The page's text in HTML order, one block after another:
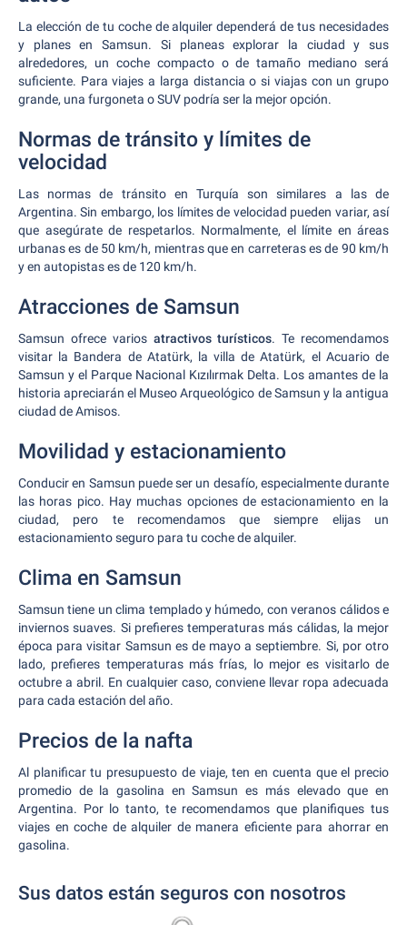
La elección de tu coche de alquiler dependerá de tus necesidades
y planes en Samsun. Si planeas explorar la ciudad y sus
alrededores, un coche compacto o de tamaño mediano será
suficiente. Para viajes a larga distancia o si viajas con un grupo
grande, una furgoneta o SUV podría ser la mejor opción.
Normas de tránsito y límites de
velocidad
Las normas de tránsito en Turquía son similares a las de
Argentina. Sin embargo, los límites de velocidad pueden variar, así
que asegúrate de respetarlos. Normalmente, el límite en áreas
urbanas es de 50 km/h, mientras que en carreteras es de 90 km/h
y en autopistas es de 120 km/h.
Atracciones de Samsun
Samsun ofrece varios atractivos turísticos. Te recomendamos
visitar la Bandera de Atatürk, la villa de Atatürk, el Acuario de
Samsun y el Parque Nacional Kızılırmak Delta. Los amantes de la
historia apreciarán el Museo Arqueológico de Samsun y la antigua
ciudad de Amisos.
Movilidad y estacionamiento
Conducir en Samsun puede ser un desafío, especialmente durante
las horas pico. Hay muchas opciones de estacionamiento en la
ciudad, pero te recomendamos que siempre elijas un
estacionamiento seguro para tu coche de alquiler.
Clima en Samsun
Samsun tiene un clima templado y húmedo, con veranos cálidos e
inviernos suaves. Si prefieres temperaturas más cálidas, la mejor
época para visitar Samsun es de mayo a septiembre. Si, por otro
lado, prefieres temperaturas más frías, lo mejor es visitarlo de
octubre a abril. En cualquier caso, conviene llevar ropa adecuada
para cada estación del año.
Precios de la nafta
Al planificar tu presupuesto de viaje, ten en cuenta que el precio
promedio de la gasolina en Samsun es más elevado que en
Argentina. Por lo tanto, te recomendamos que planifiques tus
viajes en coche de alquiler de manera eficiente para ahorrar en
gasolina.
Sus datos están seguros con nosotros